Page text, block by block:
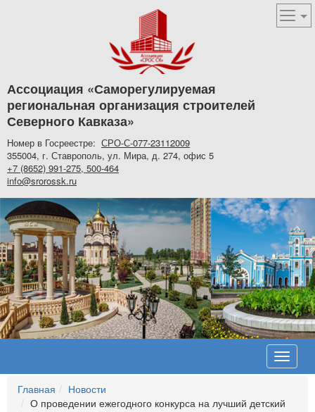
Ассоциация «Саморегулируемая
региональная организация строителей
Северного Кавказа»
Номер в Госреестре: СРО-С-077-23112009
355004, г. Ставрополь, ул. Мира, д. 274, офис 5
+7 (8652) 991-275, 500-464
info@srorossk.ru
Toggle
Главная
Новости
О проведении ежегодного конкурса на лучший детский